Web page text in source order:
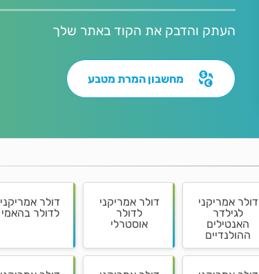
העתק והדבק את הקוד באתר שלך
מחשבון המרת מטבע
דולר אמריקני
לגילדר
האנטילים
ההולנדיים
דולר אמריקני
לדולר
אוסטרלי
דולר אמריקני
לדולר בהאמי